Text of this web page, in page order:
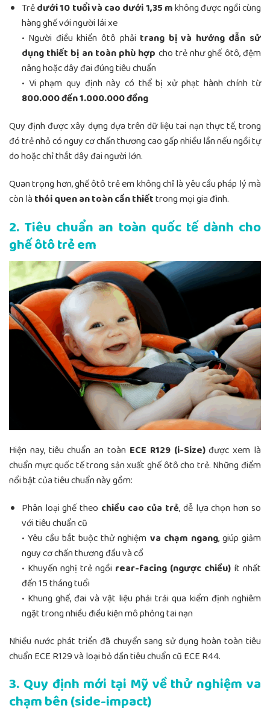
Trẻdưới 10 tuổi và cao dưới 1,35 mkhông được ngồi cùng
hàng ghế với người lái xe
• Người điều khiển ôtô phải trang bị và hướng dẫn sử
dụng thiết bị an toàn phù hợp cho trẻ như ghế ôtô, đệm
nâng hoặc dây đai đúng tiêu chuẩn
• Vi phạm quy định này có thể bị xử phạt hành chính từ
800.000 đến 1.000.000 đồng
Quy định được xây dựng dựa trên dữ liệu tai nạn thực tế, trong
đó trẻ nhỏ có nguy cơ chấn thương cao gấp nhiều lần nếu ngồi tự
do hoặc chỉ thắt dây đai người lớn.
Quan trọng hơn, ghế ôtô trẻ em không chỉ là yêu cầu pháp lý mà
còn là thói quen an toàn cần thiếttrong mọi gia đình.
2. Tiêu chuẩn an toàn quốc tế dành cho
ghế ôtô trẻ em
Hiện nay, tiêu chuẩn an toàn ECE R129 (i-Size)được xem là
chuẩn mực quốc tế trong sản xuất ghế ôtô cho trẻ. Những điểm
nổi bật của tiêu chuẩn này gồm:
Phân loại ghế theo chiều cao của trẻ, dễ lựa chọn hơn so
với tiêu chuẩn cũ
• Yêu cầu bắt buộc thử nghiệm va chạm ngang, giúp giảm
nguy cơ chấn thương đầu và cổ
• Khuyến nghị trẻ ngồi rear-facing (ngược chiều)ít nhất
đến 15 tháng tuổi
• Khung ghế, đai và vật liệu phải trải qua kiểm định nghiêm
ngặt trong nhiều điều kiện mô phỏng tai nạn
Nhiều nước phát triển đã chuyển sang sử dụng hoàn toàn tiêu
chuẩn ECE R129 và loại bỏ dần tiêu chuẩn cũ ECE R44.
3. Quy định mới tại Mỹ về thử nghiệm va
chạm bên (side-impact)